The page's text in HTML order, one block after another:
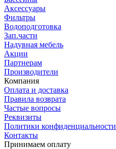
Аксессуары
Фильтры
Водоподготовка
Зап.части
Надувная мебель
Акции
Партнерам
Производители
Компания
Оплата и доставка
Правила возврата
Частые вопросы
Реквизиты
Политики конфиденциальности
Контакты
Принимаем оплату